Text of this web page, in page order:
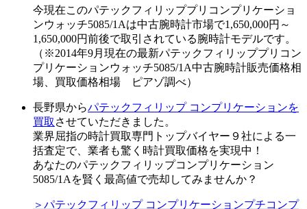
今現在このパテックフィリッププリコンプリケーショ
ンウォッチ5085/1Aは中古腕時計市場で1,650,000円～
1,650,000円前後で取引されている腕時計モデルです。
（※2014年9月現在の最新パテックフィリッププリコン
プリケーションウォッチ5085/1A中古腕時計販売価格相
場、買取価格相場 ピアゾ調べ）
長野県からパテックフィリップ コンプリケーションを
買取 させていただきました。
業界屈指の時計買取専門トップバイヤー９社による一
括査定で、業者も驚く時計買取価格を実現中！
あなたのパテックフィリップコンプリケーション
5085/1Aを賢く最高値で売却してみませんか？
＞パテックフィリップ コンプリケーションプチコンプ